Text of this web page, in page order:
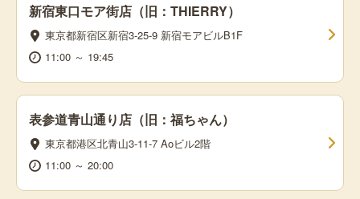
新宿東口モア街店（旧：THIERRY）
東京都新宿区新宿3-25‐9 新宿モアビルB1F
11:00 ～ 19:45
表参道青山通り店（旧：福ちゃん）
東京都港区北青山3-11-7 Aoビル2階
11:00 ～ 20:00